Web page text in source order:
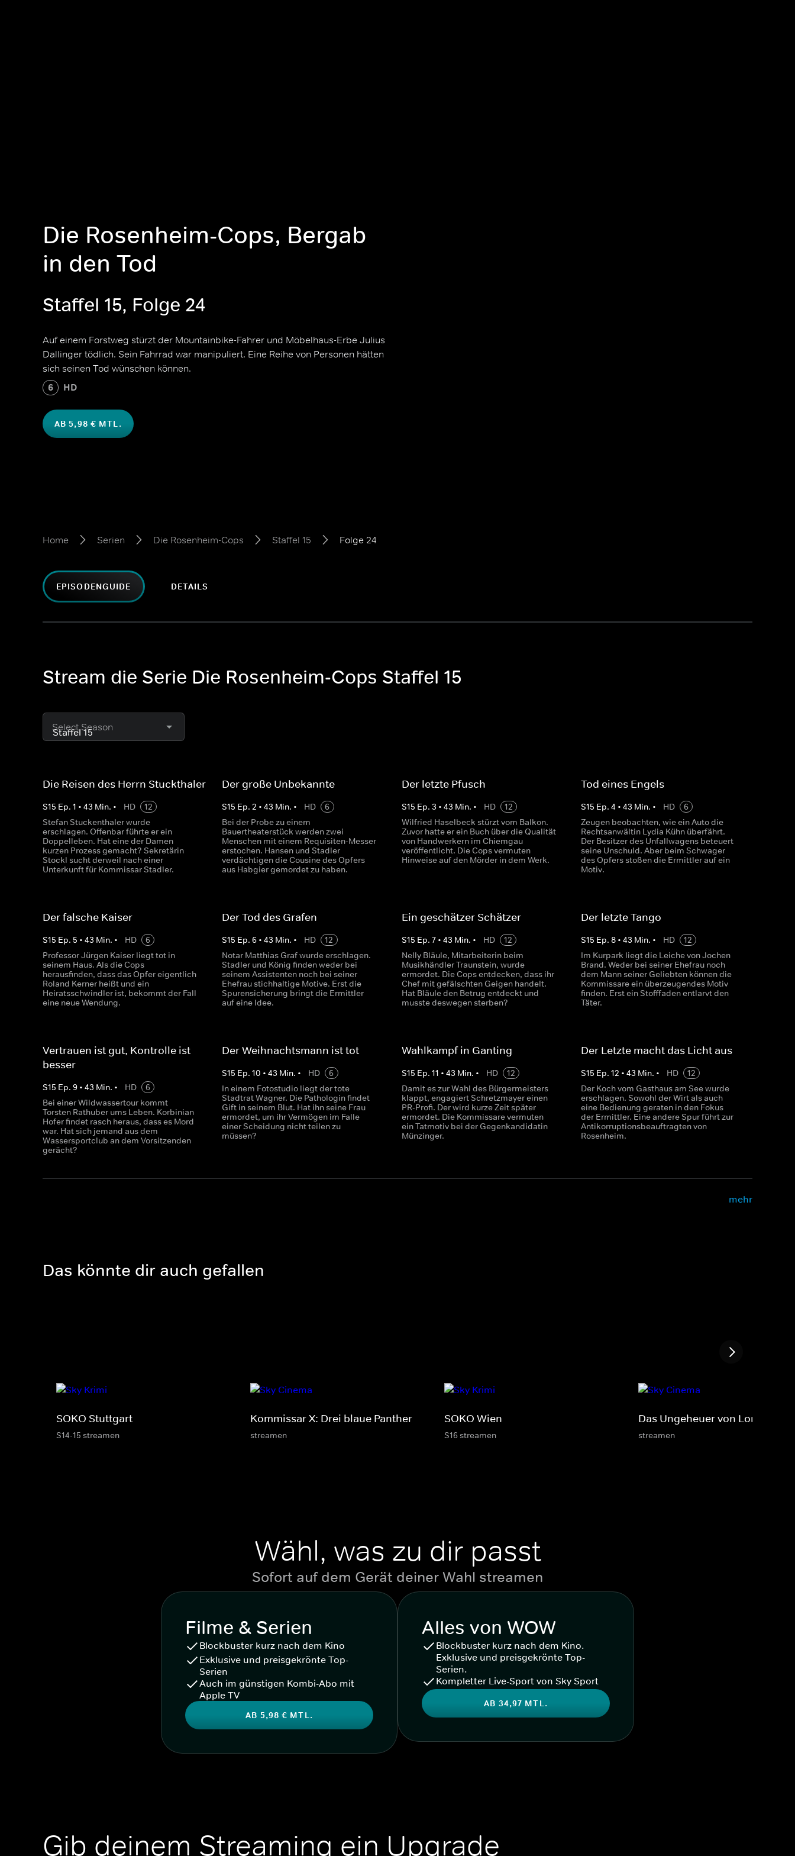
Die Rosenheim-Cops, Bergab
in den Tod
Staffel 15, Folge 24
Auf einem Forstweg stürzt der Mountainbike-Fahrer und Möbelhaus-Erbe Julius
Dallinger tödlich. Sein Fahrrad war manipuliert. Eine Reihe von Personen hätten
sich seinen Tod wünschen können.
6 HD
AB 5,98 € MTL.
Home Serien Die Rosenheim-Cops Staffel 15 Folge 24
EPISODENGUIDE DETAILS
Stream die Serie Die Rosenheim-Cops Staffel 15
Select Season
Die Reisen des Herrn Stuckthaler
S15 Ep. 1 • 43 Min. • HD
12
Stefan Stuckenthaler wurde
erschlagen. Offenbar führte er ein
Doppelleben. Hat eine der Damen
kurzen Prozess gemacht? Sekretärin
Stockl sucht derweil nach einer
Unterkunft für Kommissar Stadler.
Der große Unbekannte
S15 Ep.2 •43 Min. • HD
6
Bei der Probe zu einem
Bauertheaterstück werden zwei
Menschen mit einem Requisiten-Messer
erstochen. Hansen und Stadler
verdächtigen die Cousine des Opfers
aus Habgier gemordet zu haben.
Der letzte Pfusch
S15 Ep. 3 • 43 Min. • HD
12
Wilfried Haselbeck stürzt vom Balkon.
Zuvor hatte er ein Buch über die Qualität
von Handwerkern im Chiemgau
veröffentlicht. Die Cops vermuten
Hinweise auf den Mörder in dem Werk.
Tod eines Engels
S15 Ep. 4 • 43 Min. • HD
6
Zeugen beobachten, wie ein Auto die
Rechtsanwältin Lydia Kühn überfährt.
Der Besitzer des Unfallwagens beteuert
seine Unschuld. Aber beim Schwager
des Opfers stoßen die Ermittler auf ein
Motiv.
Der falsche Kaiser
S15 Ep. 5 • 43 Min. • HD
6
Professor Jürgen Kaiser liegt tot in
seinem Haus. Als die Cops
herausfinden, dass das Opfer eigentlich
Roland Kerner heißt und ein
Heiratsschwindler ist, bekommt der Fall
eine neue Wendung.
Der Tod des Grafen
S15 Ep.6 •43 Min. • HD
12
Notar Matthias Graf wurde erschlagen.
Stadler und König finden weder bei
seinem Assistenten noch bei seiner
Ehefrau stichhaltige Motive. Erst die
Spurensicherung bringt die Ermittler
auf eine Idee.
Ein geschätzer Schätzer
S15 Ep. 7• 43 Min. • HD
12
Nelly Bläule, Mitarbeiterin beim
Musikhändler Traunstein, wurde
ermordet. Die Cops entdecken, dass ihr
Chef mit gefälschten Geigen handelt.
Hat Bläule den Betrug entdeckt und
musste deswegen sterben?
Der letzte Tango
S15 Ep. 8• 43 Min. • HD
12
Im Kurpark liegt die Leiche von Jochen
Brand. Weder bei seiner Ehefrau noch
dem Mann seiner Geliebten können die
Kommissare ein überzeugendes Motiv
finden. Erst ein Stofffaden entlarvt den
Täter.
Vertrauen ist gut, Kontrolle ist
besser
S15 Ep. 9 • 43 Min. • HD
6
Bei einer Wildwassertour kommt
Torsten Rathuber ums Leben. Korbinian
Hofer findet rasch heraus, dass es Mord
war. Hat sich jemand aus dem
Wassersportclub an dem Vorsitzenden
gerächt?
Der Weihnachtsmann ist tot
S15 Ep.10 •43 Min. • HD
6
In einem Fotostudio liegt der tote
Stadtrat Wagner. Die Pathologin findet
Gift in seinem Blut. Hat ihn seine Frau
ermordet, um ihr Vermögen im Falle
einer Scheidung nicht teilen zu
müssen?
Wahlkampf in Ganting
S15 Ep. 11 • 43 Min. • HD
12
Damit es zur Wahl des Bürgermeisters
klappt, engagiert Schretzmayer einen
PR-Profi. Der wird kurze Zeit später
ermordet. Die Kommissare vermuten
ein Tatmotiv bei der Gegenkandidatin
Münzinger.
Der Letzte macht das Licht aus
S15 Ep. 12 • 43 Min. • HD
12
Der Koch vom Gasthaus am See wurde
erschlagen. Sowohl der Wirt als auch
eine Bedienung geraten in den Fokus
der Ermittler. Eine andere Spur führt zur
Antikorruptionsbeauftragten von
Rosenheim.
mehr
Das könnte dir auch gefallen
SOKO Stuttgart
S14-15 streamen
Kommissar X: Drei blaue Panther
streamen
SOKO Wien
S16 streamen
Das Ungeheuer von London
streamen
Wähl, was zu dir passt
Sofort auf dem Gerät deiner Wahl streamen
Filme & Serien
Blockbuster kurz nach dem Kino
Exklusive und preisgekrönte Top-
Serien
Auch im günstigen Kombi-Abo mit
Apple TV
AB 5,98 € MTL.
Alles von WOW
Blockbuster kurz nach dem Kino.
Exklusive und preisgekrönte Top-
Serien.
Kompletter Live-Sport von Sky Sport
AB 34,97 MTL.
Gib deinem Streaming ein Upgrade